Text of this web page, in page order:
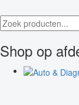
Shop op